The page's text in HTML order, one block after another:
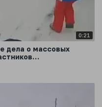
0:21
дела о массовых